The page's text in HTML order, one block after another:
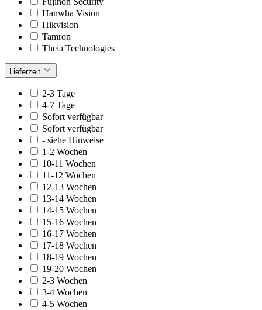
Hanwha Vision
Hikvision
Tamron
Theia Technologies
Lieferzeit
2-3 Tage
4-7 Tage
Sofort verfügbar
Sofort verfügbar
- siehe Hinweise
1-2 Wochen
10-11 Wochen
11-12 Wochen
12-13 Wochen
13-14 Wochen
14-15 Wochen
15-16 Wochen
16-17 Wochen
17-18 Wochen
18-19 Wochen
19-20 Wochen
2-3 Wochen
3-4 Wochen
4-5 Wochen